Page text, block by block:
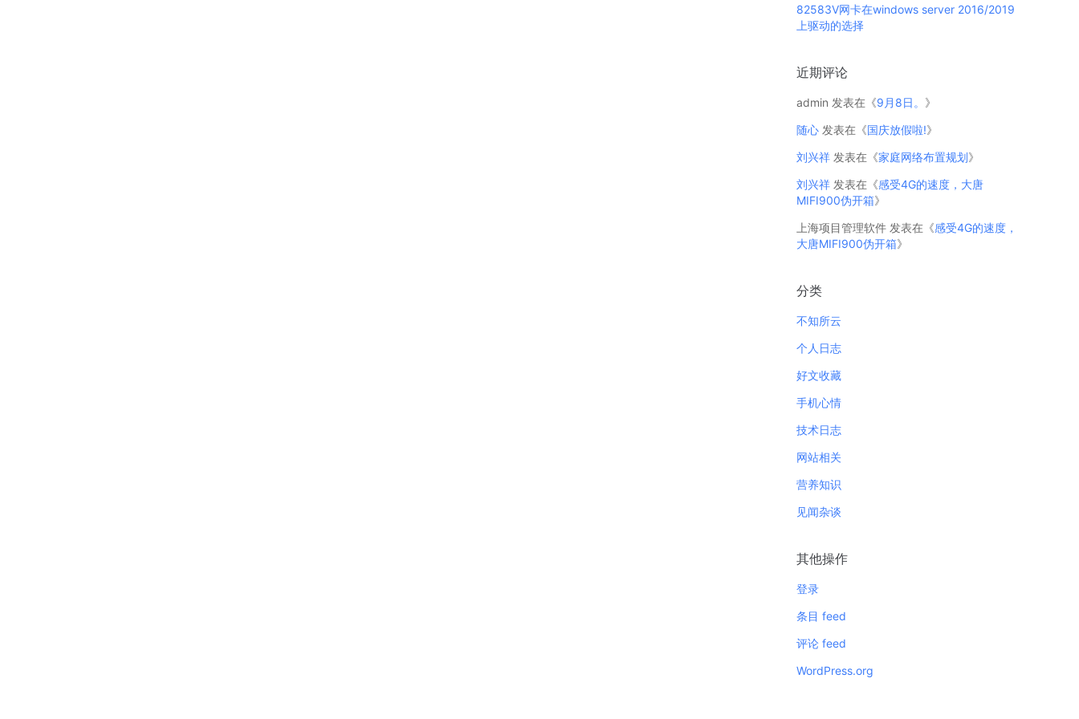
82583V网卡在windows server 2016/2019
上驱动的选择
近期评论
admin 发表在《9月8日。 》
随心 发表在《国庆放假啦!》
刘兴祥 发表在《家庭网络布置规划》
刘兴祥 发表在《感受4G的速度，大唐
MIFI900伪开箱》
上海项目管理软件 发表在《感受4G的速度，
大唐MIFI900伪开箱》
分类
不知所云
个人日志
好文收藏
手机心情
技术日志
网站相关
营养知识
见闻杂谈
其他操作
登录
条目 feed
评论 feed
WordPress.org